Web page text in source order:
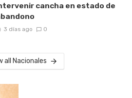
cancha en estado de
3 días ago 0
all Nacionales